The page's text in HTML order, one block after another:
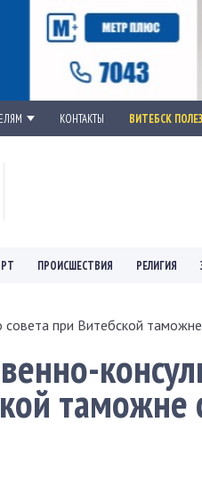
КОНТАКТЫ ВИТЕБСК
ПРОИСШЕСТВИЯ РЕЛИГИЯ
при Витебской
таможне